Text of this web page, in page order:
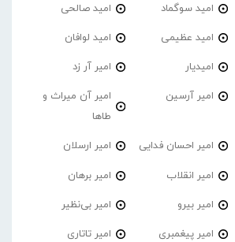
امید سوگماد امید صالحی
امید عظیمی امید لوافان
امیدیار امیر آر زد
امیر آرسین
امیر آن میراث و
طاها
امیر احسان فدایی امیر ارسلان
امیر انقلاب امیر برهان
امیر بیرو امیر بی‌نظیر
امیر پیغمبری امیر تاتاری